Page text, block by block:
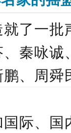
了一
秦咏
、周
际、